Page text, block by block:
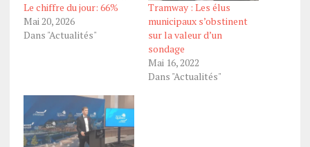
Le chiffre du jour: 66%
Mai 20, 2026
Dans "Actualités"
Tramway : Les élus
municipaux s’obstinent
sur la valeur d’un
sondage
Mai 16, 2022
Dans "Actualités"